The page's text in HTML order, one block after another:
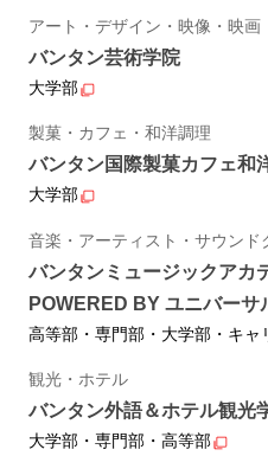
アート・デザイン・映像・映画
バンタン芸術学院
大学部
製菓・カフェ・和洋調理
バンタン国際製菓カフェ和
大学部
音楽・アーティスト・サウンド
バンタンミュージックアカ
POWERED BY ユニバーサ
高等部・専門部・大学部・キャ
観光・ホテル
バンタン外語＆ホテル観光
大学部・専門部・高等部